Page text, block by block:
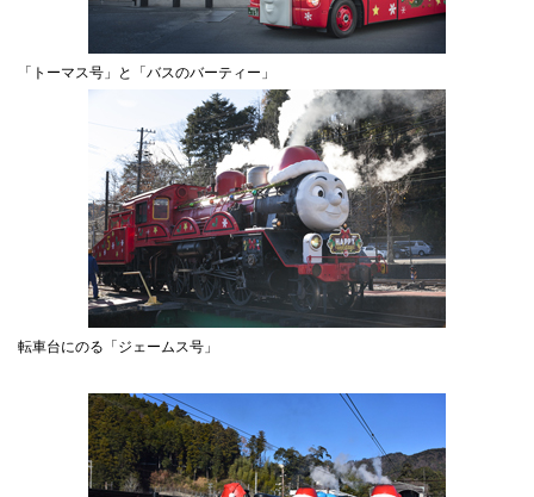
「トーマス号」と「バスのバーティー」
転車台にのる「ジェームス号」